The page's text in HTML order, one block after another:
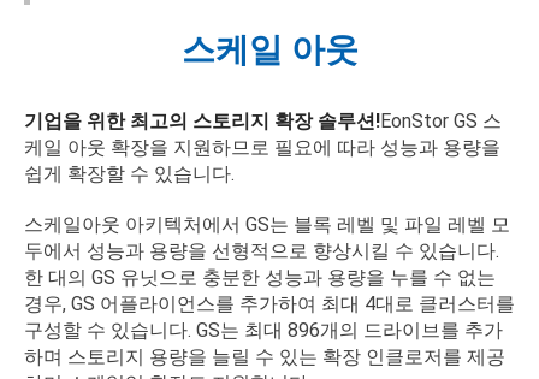
스케일 아웃
기업을 위한 최고의 스토리지 확장 솔루션!EonStor GS 스
케일 아웃 확장을 지원하므로 필요에 따라 성능과 용량을
쉽게 확장할 수 있습니다.
스케일아웃 아키텍처에서 GS는 블록 레벨 및 파일 레벨 모
두에서 성능과 용량을 선형적으로 향상시킬 수 있습니다.
한 대의 GS 유닛으로 충분한 성능과 용량을 누를 수 없는
경우, GS 어플라이언스를 추가하여 최대 4대로 클러스터를
구성할 수 있습니다. GS는 최대 896개의 드라이브를 추가
하며 스토리지 용량을 늘릴 수 있는 확장 인클로저를 제공